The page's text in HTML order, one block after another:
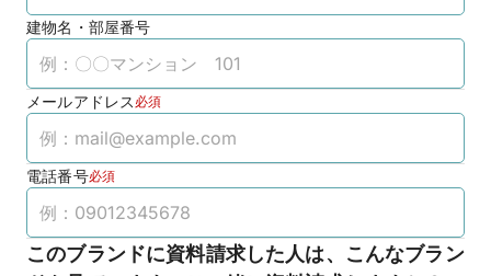
建物名・部屋番号
メールアドレス 必須
電話番号必須
このブランドに資料請求した人は、こんなブラン